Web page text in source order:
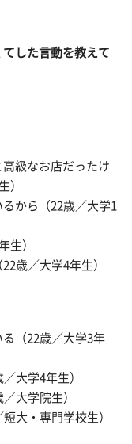
した言動を教えて
高級なお店だったけ
）
から（22歳／大学1
生）
歳／大学4年生）
る（22歳／大学3年
大学4年生）
大学院生）
大・専門学校生）